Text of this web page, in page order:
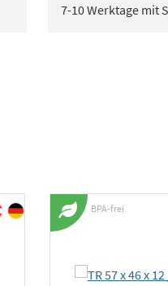
7-10 Werktage mit
BPA-frei